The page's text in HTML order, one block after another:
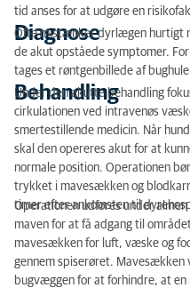
tid anses for at udgøre en
Diagnose
Ofte mistænker dyrlægen hurtigt
de akut opståede symptomer.
tages et røntgenbillede af
Behandling
Under den akutte behandling
cirkulationen ved intravenøs
smertestillende medicin. Når
skal den opereres akut for at
normale position. Operationen
trykket i mavesækken og
timer efter ankomsten til
Operationen udføres under
maven for at få adgang til
mavesækken for luft, væske og
gennem spiserøret. Mavesækken
bugvæggen for at forhindre, at en